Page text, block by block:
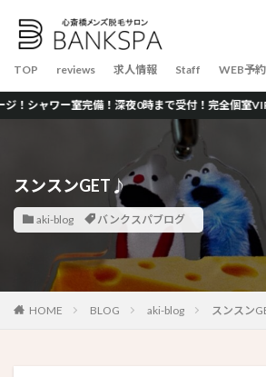
TOP reviews 求人情報 Staff WEB予
ー室完備！深夜0時まで受付！完全個室VIPルー
スンスンGET♪
aki-blog バンクスパブログ
HOME BLOG aki-blog スンスン